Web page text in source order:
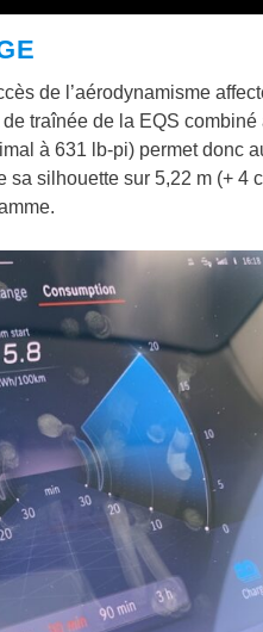
de l’aérodynamisme
de traînée de la EQS
à 631 lb-pi) permet donc
sa silhouette sur 5,22 m (+